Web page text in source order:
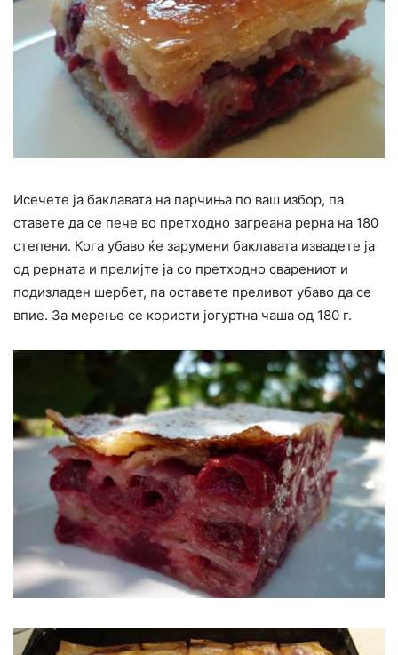
Исечете ја баклавата на парчиња по ваш избор, па
ставете да се пече во претходно загреана рерна на 180
степени. Кога убаво ќе зарумени баклавата извадете ја
од рерната и прелијте ја со претходно сварениот и
подизладен шербет, па оставете преливот убаво да се
впие. За мерење се користи јогуртна чаша од 180 г.